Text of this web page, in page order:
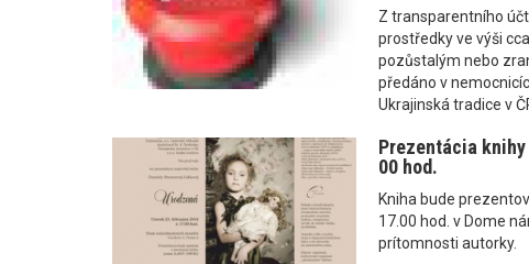
Z transparentního
prostředky ve výši
pozůstalým nebo
předáno v
Ukrajinská tradice v
Prezentácia knihy
00 hod.
Kniha bude
17.00 hod. v Dome
prítomnosti autorky.